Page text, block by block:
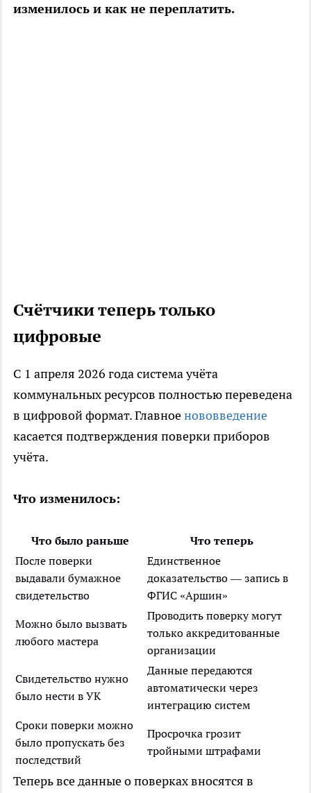
изменилось и как не переплатить.
Счётчики теперь только
цифровые
С 1 апреля 2026 года система учёта
коммунальных ресурсов полностью переведена
в цифровой формат. Главноенововведение
касается подтверждения поверки приборов
учёта.
Что изменилось:
Что было раньше
Что теперь
После поверки
выдавали бумажное
свидетельство
Единственное
доказательство — запись в
ФГИС «Аршин»
Можно было вызвать
любого мастера
Проводить поверку могут
только аккредитованные
организации
Свидетельство нужно
было нести в УК
Данные передаются
автоматически через
интеграцию систем
Сроки поверки можно
было пропускать без
последствий
Просрочка грозит
тройными штрафами
Теперь все данные о поверках вносятся в